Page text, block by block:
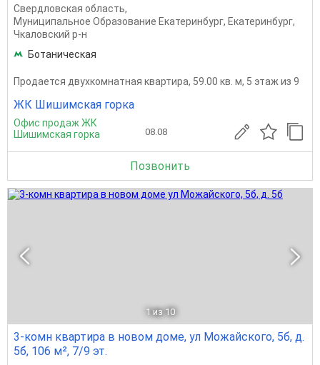
Свердловская область,
Муниципальное Образование Екатеринбург, Екатеринбург,
Чкаловский р-н
Ботаническая
Продается двухкомнатная квартира, 59.00 кв. м, 5 этаж из 9
ЖК Шишимская горка
Офис продаж ЖК
Шишимская горка
08.08
Позвонить
1 из 10
3-комн квартира в новом доме, ул Можайского, 5б, д.
5б, 106 м², 7/9 эт.